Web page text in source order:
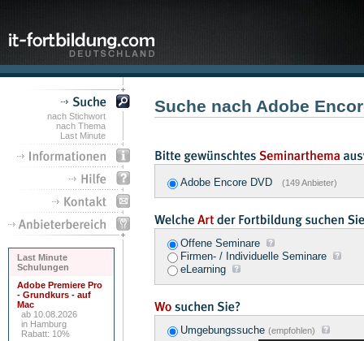
nach Stichwort
nach Thema
Last Minute
Last Minute
Schulungen
Adobe Premiere Pro
- Grundkurs - auf
Mac
ab 10.08.2026
in Hamburg
Rabatt: 10%
Suche nach Adobe
Adobe Encore DVD (149 Anbieter)
Offene Seminare
Firmen- / Individuelle Seminare
eLearning
Umgebungssuche (empfohlen)